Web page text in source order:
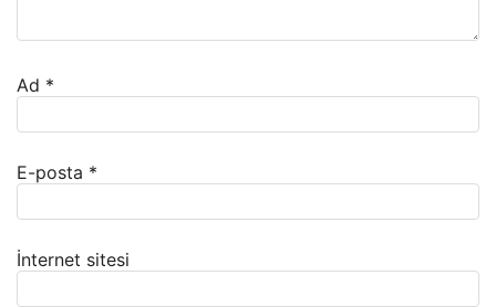
Ad *
E-posta *
İnternet sitesi